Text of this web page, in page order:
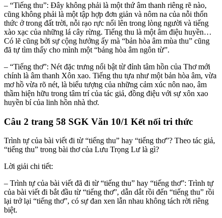
– “Tiếng thu”: Đây không phải là một thứ âm thanh riêng rẽ nào,
cũng không phải là một tập hợp đơn giản và nôm na của nỗi thổn
thức ở trong đất trời, nỗi rạo rực nổi lên trong lòng người và tiếng
xào xạc của những lá cây rừng. Tiếng thu là một âm điệu huyền…
Có lẽ cũng bởi sự cộng hưởng ấy mà “bản hòa âm mùa thu” cũng
đã tự tìm thấy cho mình một “bảng hòa âm ngôn từ”.
– “Tiếng thơ”: Nét đặc trưng nổi bật từ đỉnh tâm hồn của Thơ mới
chính là âm thanh Xôn xao. Tiếng thu tựa như một bản hòa âm, vừa
mơ hồ vừa rõ nét, là biểu tượng của những cảm xúc nôn nao, âm
thầm hiện hữu trong tâm trí của tác giả, đồng điệu với sự xôn xao
huyền bí của linh hồn nhà thơ.
Câu 2 trang 58 SGK Văn 10/1 Kết nối tri thức
Trình tự của bài viết đi từ “tiếng thu” hay “tiếng thơ”? Theo tác giả,
“tiếng thu” trong bài thơ của Lưu Trọng Lư là gì?
Lời giải chi tiết:
– Trình tự của bài viết đã đi từ “tiếng thu” hay “tiếng thơ”: Trình tự
của bài viết đi bắt đầu từ “tiếng thơ”, dẫn dắt rồi đến “tiếng thu” rồi
lại trở lại “tiếng thơ”, có sự đan xen lẫn nhau không tách rời riêng
biệt.